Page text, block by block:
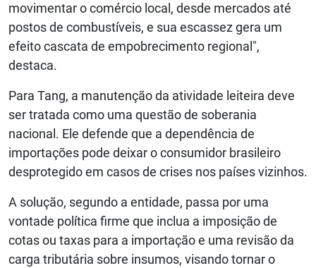
movimentar o comércio local, desde mercados até
postos de combustíveis, e sua escassez gera um
efeito cascata de empobrecimento regional",
destaca.
Para Tang, a manutenção da atividade leiteira deve
ser tratada como uma questão de soberania
nacional. Ele defende que a dependência de
importações pode deixar o consumidor brasileiro
desprotegido em casos de crises nos países vizinhos.
A solução, segundo a entidade, passa por uma
vontade política firme que inclua a imposição de
cotas ou taxas para a importação e uma revisão da
carga tributária sobre insumos, visando tornar o